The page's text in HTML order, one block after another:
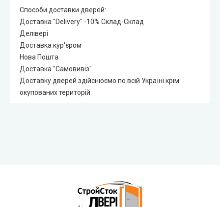
Способи доставки дверей:
Доставка "Delivery" -10% Склад-Склад
Делівері
Доставка кур'єром
Нова Пошта
Доставка "Самовивіз"
Доставку дверей здійснюємо по всій Україні крім
окупованих територій